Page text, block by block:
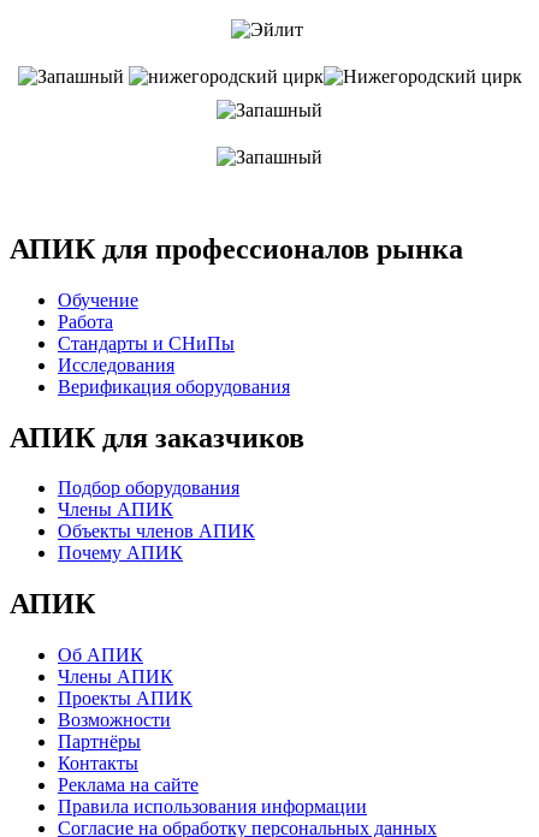
АПИК для профессионалов рынка
Обучение
Работа
Стандарты и СНиПы
Исследования
Верификация оборудования
АПИК для заказчиков
Подбор оборудования
Члены АПИК
Объекты членов АПИК
Почему АПИК
АПИК
Об АПИК
Члены АПИК
Проекты АПИК
Возможности
Партнёры
Контакты
Реклама на сайте
Правила использования информации
Согласие на обработку персональных данных